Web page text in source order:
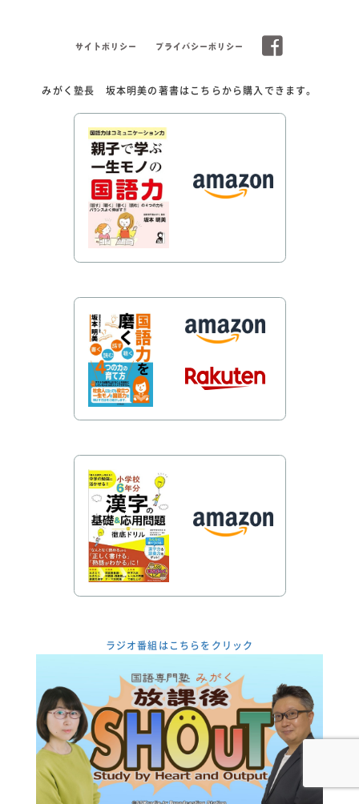
サイトポリシー プライバシーポリシー
みがく塾長 坂本明美の著書はこちらから購入できます。
ラジオ番組はこちらをクリック